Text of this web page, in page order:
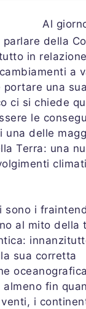
Al
parlare della
in
a
una
ci si chiede
le
una delle
Terra: una
sono i
al mito della
sua corretta
almeno fin
i